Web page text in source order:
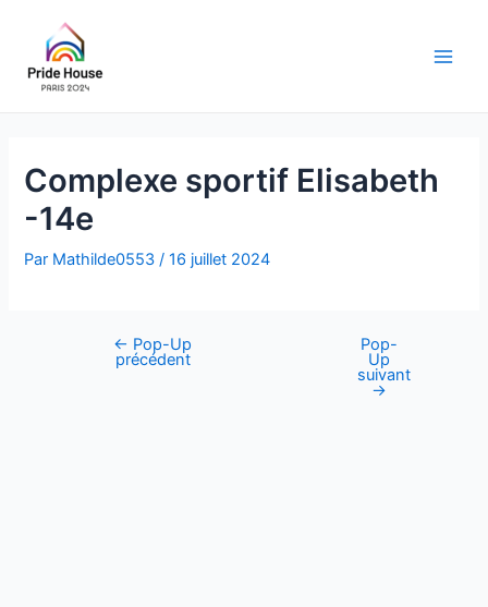
contenu
Complexe sportif Elisabeth
-14e
Par Mathilde0553/16 juillet 2024
Navigation
← Pop-Up
précédent
Pop-
Up
suivant
→